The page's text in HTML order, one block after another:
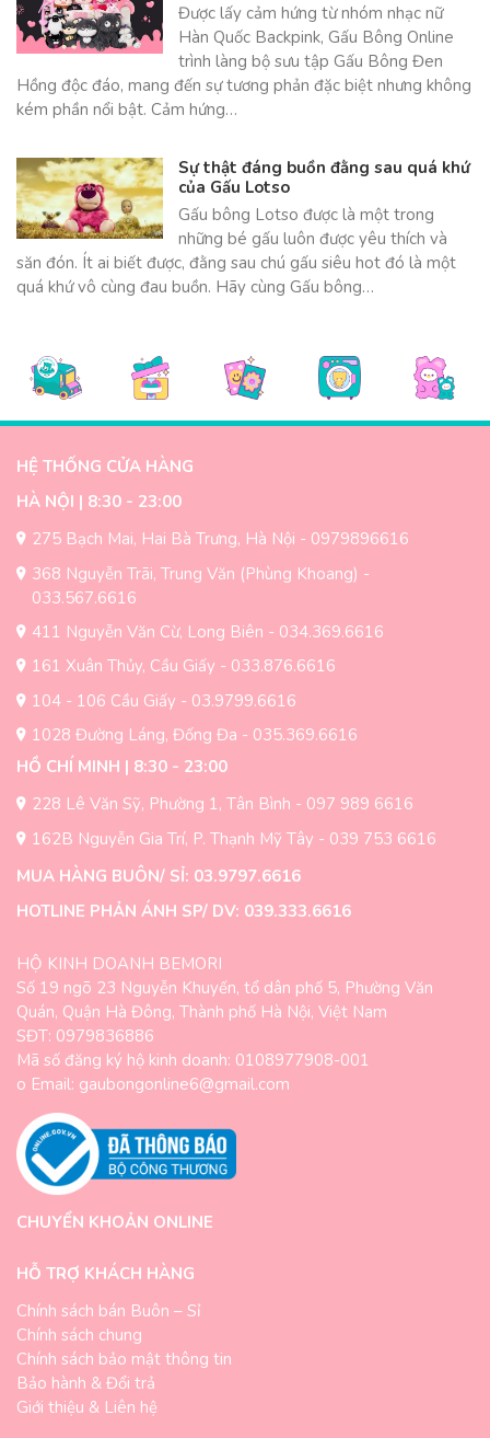
Được lấy cảm hứng từ nhóm nhạc nữ
Hàn Quốc Backpink, Gấu Bông Online
trình làng bộ sưu tập Gấu Bông Đen
Hồng độc đáo, mang đến sự tương phản đặc biệt nhưng không
kém phần nổi bật. Cảm hứng…
Sự thật đáng buồn đằng sau quá khứ
của Gấu Lotso
Gấu bông Lotso được là một trong
những bé gấu luôn được yêu thích và
săn đón. Ít ai biết được, đằng sau chú gấu siêu hot đó là một
quá khứ vô cùng đau buồn. Hãy cùng Gấu bông…
HỆ THỐNG CỬA HÀNG
HÀ NỘI | 8:30 - 23:00
275 Bạch Mai, Hai Bà Trưng, Hà Nội - 0979896616
368 Nguyễn Trãi, Trung Văn (Phùng Khoang) -
033.567.6616
411 Nguyễn Văn Cừ, Long Biên - 034.369.6616
161 Xuân Thủy, Cầu Giấy - 033.876.6616
104 - 106 Cầu Giấy - 03.9799.6616
1028 Đường Láng, Đống Đa - 035.369.6616
HỒ CHÍ MINH | 8:30 - 23:00
228 Lê Văn Sỹ, Phường 1, Tân Bình - 097 989 6616
162B Nguyễn Gia Trí, P. Thạnh Mỹ Tây - 039 753 6616
MUA HÀNG BUÔN/ SỈ: 03.9797.6616
HOTLINE PHẢN ÁNH SP/ DV: 039.333.6616
HỘ KINH DOANH BEMORI
Số 19 ngõ 23 Nguyễn Khuyến, tổ dân phố 5, Phường Văn
Quán, Quận Hà Đông, Thành phố Hà Nội, Việt Nam
SĐT: 0979836886
Mã số đăng ký hộ kinh doanh: 0108977908-001
o Email: gaubongonline6@gmail.com
CHUYỂN KHOẢN ONLINE
HỖ TRỢ KHÁCH HÀNG
Chính sách bán Buôn – Sỉ
Chính sách chung
Chính sách bảo mật thông tin
Bảo hành & Đổi trả
Giới thiệu & Liên hệ